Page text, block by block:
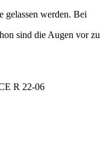
gelassen werden. Bei
sind die Augen vor zu
R 22-06